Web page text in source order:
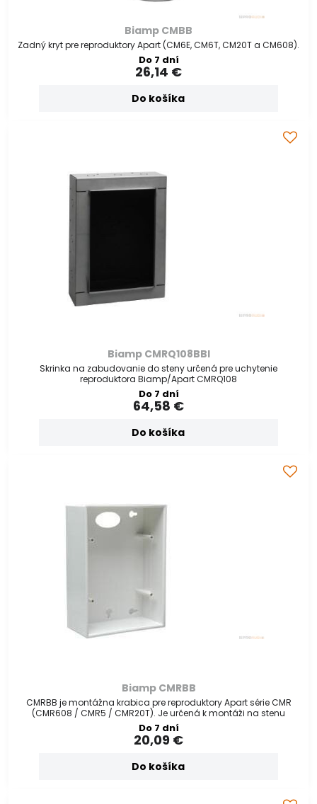
Biamp CMBB
Zadný kryt pre reproduktory Apart (CM6E, CM6T, CM20T a CM608).
Do 7 dní
26,14 €
Do košíka
Biamp CMRQ108BBI
Skrinka na zabudovanie do steny určená pre uchytenie
reproduktora Biamp/Apart CMRQ108
Do 7 dní
64,58 €
Do košíka
Biamp CMRBB
CMRBB je montážna krabica pre reproduktory Apart série CMR
(CMR608 / CMR5 / CMR20T). Je určená k montáži na stenu
Do 7 dní
20,09 €
Do košíka